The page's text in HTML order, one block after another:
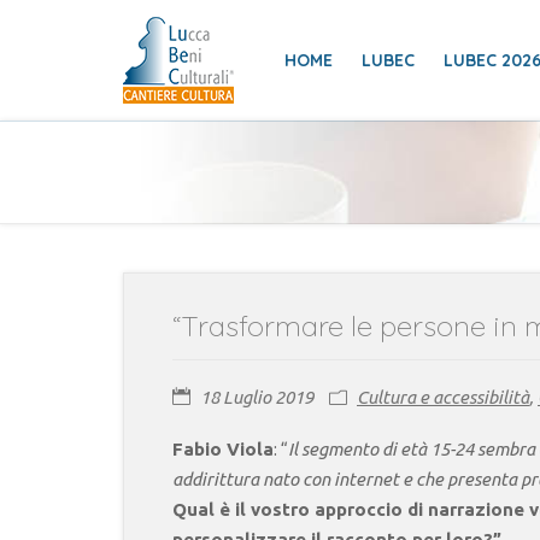
HOME LUBEC LUBEC 2026
“Trasformare le persone in
18 Luglio 2019 Cultura e accessibilità,
Fabio Viola: “Il segmento di età 15-24
addirittura nato con internet e che presenta
Qual è il vostro approccio di narrazione